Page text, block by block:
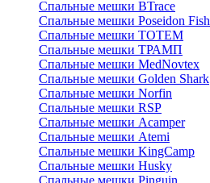
Спальные мешки BTrace
Спальные мешки Poseidon Fish
Спальные мешки ТОТЕМ
Спальные мешки ТРАМП
Cпальные мешки MedNovtex
Спальные мешки Golden Shark
Спальные мешки Norfin
Спальные мешки RSP
Спальные мешки Acamper
Спальные мешки Atemi
Спальные мешки KingCamp
Спальные мешки Husky
Спальные мешки Pinguin